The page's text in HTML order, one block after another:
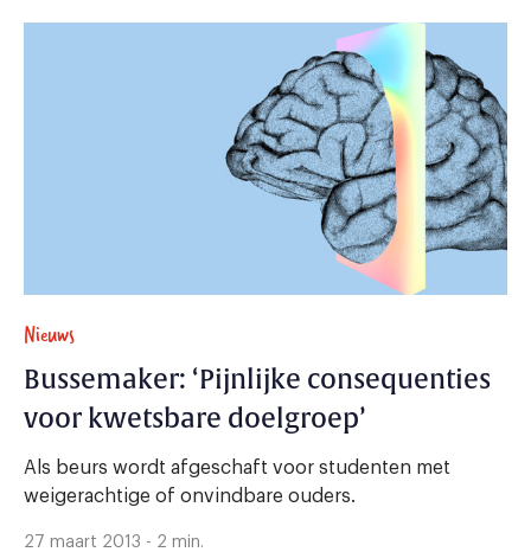
Nieuws
Bussemaker: ‘Pijnlijke consequenties
voor kwetsbare doelgroep’
Als beurs wordt afgeschaft voor studenten met
weigerachtige of onvindbare ouders.
27 maart 2013 - 2 min.